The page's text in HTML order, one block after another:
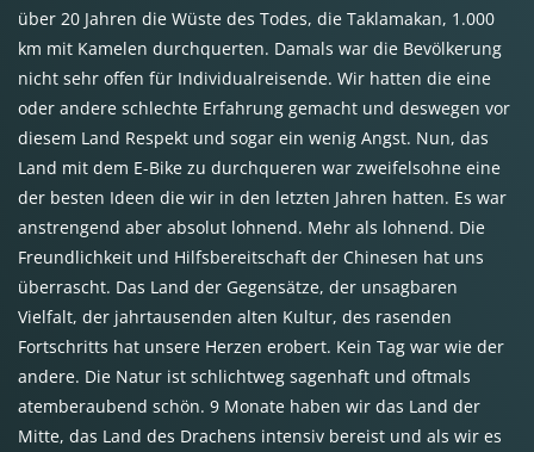
über 20 Jahren die Wüste des Todes, die Taklamakan, 1.000
km mit Kamelen durchquerten. Damals war die Bevölkerung
nicht sehr offen für Individualreisende. Wir hatten die eine
oder andere schlechte Erfahrung gemacht und deswegen vor
diesem Land Respekt und sogar ein wenig Angst. Nun, das
Land mit dem E-Bike zu durchqueren war zweifelsohne eine
der besten Ideen die wir in den letzten Jahren hatten. Es war
anstrengend aber absolut lohnend. Mehr als lohnend. Die
Freundlichkeit und Hilfsbereitschaft der Chinesen hat uns
überrascht. Das Land der Gegensätze, der unsagbaren
Vielfalt, der jahrtausenden alten Kultur, des rasenden
Fortschritts hat unsere Herzen erobert. Kein Tag war wie der
andere. Die Natur ist schlichtweg sagenhaft und oftmals
atemberaubend schön. 9 Monate haben wir das Land der
Mitte, das Land des Drachens intensiv bereist und als wir es